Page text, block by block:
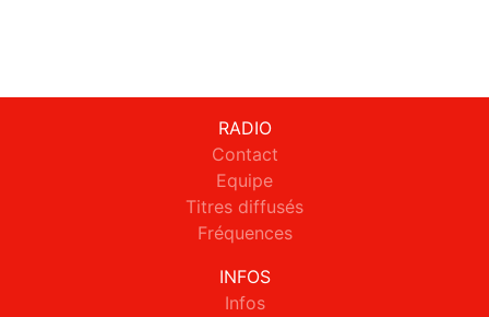
RADIO
Contact
Equipe
Titres diffusés
Fréquences
INFOS
Infos